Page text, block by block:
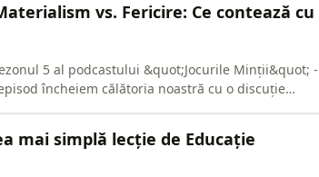
vs. Fericire: Ce contează cu
5 al podcastului &quot;Jocurile Minții&quot; -
mai simplă lecție de Educație